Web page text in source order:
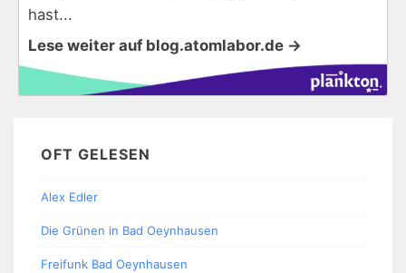
hast...
Lese weiter auf blog.atomlabor.de →
OFT GELESEN
Alex Edler
Die Grünen in Bad Oeynhausen
Freifunk Bad Oeynhausen